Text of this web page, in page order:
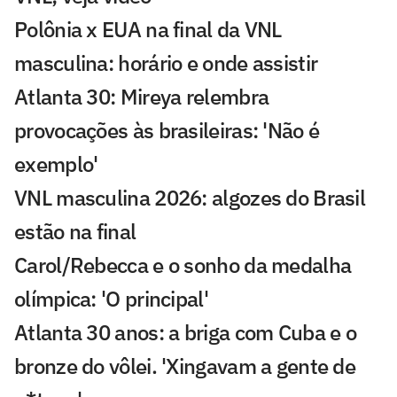
Polônia x EUA na final da VNL
masculina: horário e onde assistir
Atlanta 30: Mireya relembra
provocações às brasileiras: 'Não é
exemplo'
VNL masculina 2026: algozes do Brasil
estão na final
Carol/Rebecca e o sonho da medalha
olímpica: 'O principal'
Atlanta 30 anos: a briga com Cuba e o
bronze do vôlei. 'Xingavam a gente de